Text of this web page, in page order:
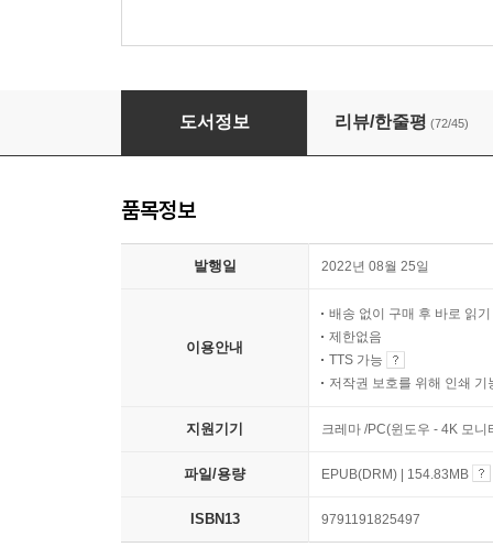
위로의 미술관
도서정보 리뷰/한줄평 (72/45)
품목정보
발행일 2022년 08월 25일
이용안내
배송 없이 구매 후 바로 읽기
제한없음
TTS 가능
저작권 보호를 위해 인쇄 기
지원기기 크레마 /PC(윈도우 - 4K 모
파일/용량 EPUB(DRM) | 154.83MB
ISBN13 9791191825497